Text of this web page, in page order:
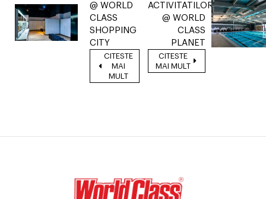
@ WORLD
CLASS
SHOPPING
CITY
CITESTE
MAI
MULT
ACTIVITATILOR
@ WORLD
CLASS
PLANET
CITESTE
MAI MULT